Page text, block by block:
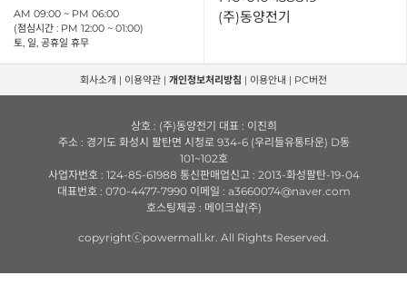
AM 09:00 ~ PM 06:00
(점심시간 : PM 12:00 ~ 01:00)
토, 일, 공휴일 휴무
(주)동양전기
회사소개 | 이용약관 | 개인정보처리방침 | 이용안내 | PC버전
상호 : (주)동양전기 대표 : 이진희
주소 : 경기도 화성시 팔탄면 시청로 934-6 (우리들유통타운) D동
101~102호
사업자번호 : 124-85-61988 통신판매업신고 : 2013-화성팔탄-19-04
대표번호 : 070-4477-7990 이메일 : a3660074@naver.com
호스팅제공 : 메이크샵(주)
copyrightⓒpowermall.kr. All Rights Reserved.